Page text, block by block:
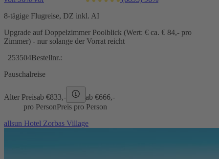
8-tägige Flugreise, DZ inkl. AI
Upgrade auf Doppelzimmer Poolblick (Wert: € ca. € 84,- pro
Zimmer) - nur solange der Vorrat reicht
253504Bestellnr.:
Pauschalreise
Alter Preisab €833,- ab €666,-
pro PersonPreis pro Person
allsun Hotel Zorbas Village